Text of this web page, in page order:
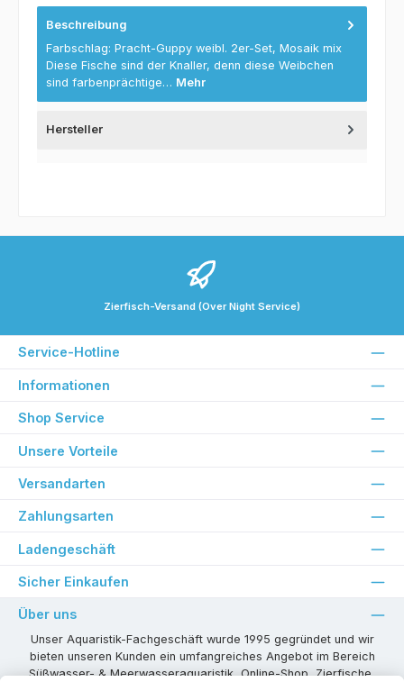
Beschreibung
Farbschlag: Pracht-Guppy weibl. 2er-Set, Mosaik mix
Diese Fische sind der Knaller, denn diese Weibchen
sind farbenprächtige… Mehr
Hersteller
Zierfisch-Versand (Over Night Service)
Service-Hotline
Informationen
Shop Service
Unsere Vorteile
Versandarten
Zahlungsarten
Ladengeschäft
Sicher Einkaufen
Über uns
Unser Aquaristik-Fachgeschäft wurde 1995 gegründet und wir
bieten unseren Kunden ein umfangreiches Angebot im Bereich
Süßwasser- & Meerwasseraquaristik, Online-Shop, Zierfische,